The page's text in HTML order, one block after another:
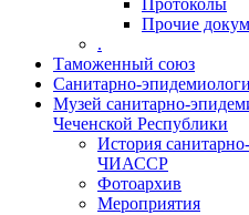
Протоколы
Прочие
.
Таможенный союз
Санитарно-
Музей санитарно-
Чеченской Республики
История
ЧИАССР
Фотоархив
Мероприятия